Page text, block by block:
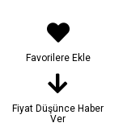
Favorilere Ekle
Fiyat Düşünce Haber
Ver